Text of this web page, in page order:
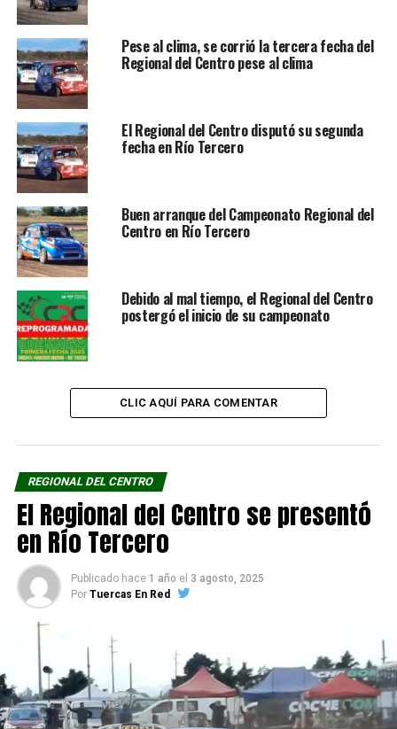
Master:nuevamente David Porzio se llevó la victoria,
seguido por José Moneto y Daniel Alba (Almafuerte).
En los próximos días se anunciará la fecha y sede de la
última competencia del certamen.
RELACIONADOS:
GONZALO GÓMEZ
NO TE PIERDAS
El Regional del Centro se presentó en Río Tercero
Pese al clima, se corrió la tercera fecha del
Regional del Centro pese al clima
El Regional del Centro disputó su segunda
fecha en Río Tercero
Buen arranque del Campeonato Regional del
Centro en Río Tercero
Debido al mal tiempo, el Regional del Centro
postergó el inicio de su campeonato
CLIC AQUÍ PARA COMENTAR
REGIONAL DEL CENTRO
El Regional del Centro se presentó
en Río Tercero
Publicado hace 1 año el 3 agosto, 2025
Por Tuercas En Red